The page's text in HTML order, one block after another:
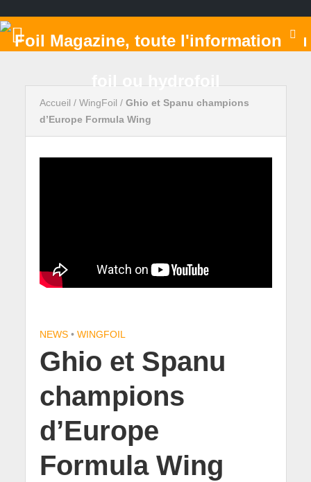
Accueil / WingFoil / Ghio et Spanu champions
d’Europe Formula Wing
NEWS • WINGFOIL
Ghio et Spanu
champions
d’Europe
Formula Wing